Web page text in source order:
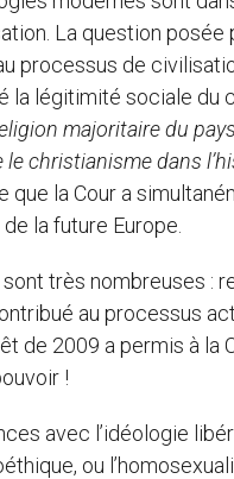
La question posée
processus de
la légitimité sociale
majoritaire du
le christianisme dans
que la Cour a
la future Europe.
très nombreuses :
au processus
de 2009 a permis à la
!
avec l’idéologie
ou